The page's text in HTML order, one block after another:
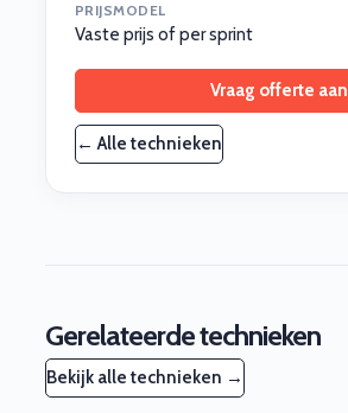
PRIJSMODEL
Vaste prijs of per sprint
Vraag offerte aan
← Alle technieken
Gerelateerde technieken
Bekijk alle technieken →